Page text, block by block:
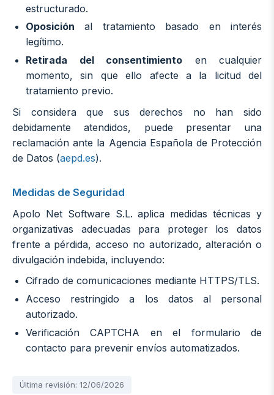
estructurado.
Oposición al tratamiento basado en interés
legítimo.
Retirada del consentimiento en cualquier
momento, sin que ello afecte a la licitud del
tratamiento previo.
Si considera que sus derechos no han sido
debidamente atendidos, puede presentar una
reclamación ante la Agencia Española de Protección
de Datos (aepd.es).
Medidas de Seguridad
Apolo Net Software S.L. aplica medidas técnicas y
organizativas adecuadas para proteger los datos
frente a pérdida, acceso no autorizado, alteración o
divulgación indebida, incluyendo:
Cifrado de comunicaciones mediante HTTPS/TLS.
Acceso restringido a los datos al personal
autorizado.
Verificación CAPTCHA en el formulario de
contacto para prevenir envíos automatizados.
Última revisión: 12/06/2026